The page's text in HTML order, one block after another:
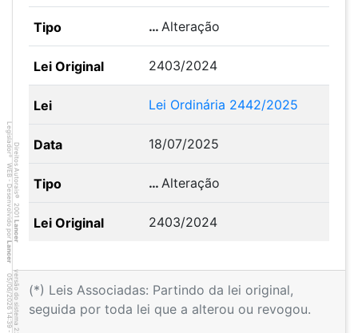
…Alteração
2403/2024
Lei Ordinária 2442/2025
18/07/2025
…Alteração
2403/2024
(*) Leis Associadas: Partindo da lei original,
seguida por toda lei que a alterou ou revogou.
Direitos Autorais
©
2001
Lancer
Legislador
®
WEB - Desenvolvido por
Lancer
versão do sistema 2.10.20
9
1
-
4
:3
9
0
5
/
0
6
/
2
0
2
6